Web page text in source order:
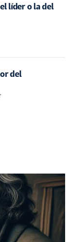
líder o la del
del